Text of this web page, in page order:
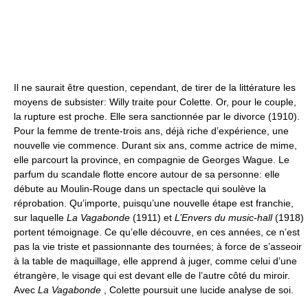
Il ne saurait être question, cependant, de tirer de la littérature les
moyens de subsister: Willy traite pour Colette. Or, pour le couple,
la rupture est proche. Elle sera sanctionnée par le divorce (1910).
Pour la femme de trente-trois ans, déjà riche d’expérience, une
nouvelle vie commence. Durant six ans, comme actrice de mime,
elle parcourt la province, en compagnie de Georges Wague. Le
parfum du scandale flotte encore autour de sa personne: elle
débute au Moulin-Rouge dans un spectacle qui soulève la
réprobation. Qu’importe, puisqu’une nouvelle étape est franchie,
sur laquelle La Vagabonde (1911) et L’Envers du music-hall(1918)
portent témoignage. Ce qu’elle découvre, en ces années, ce n’est
pas la vie triste et passionnante des tournées; à force de s’asseoir
à la table de maquillage, elle apprend à juger, comme celui d’une
étrangère, le visage qui est devant elle de l’autre côté du miroir.
Avec La Vagabonde , Colette poursuit une lucide analyse de soi.